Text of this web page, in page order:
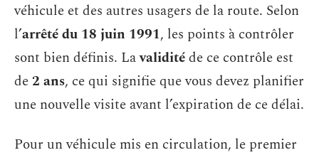
véhicule et des autres usagers de la route. Selon
l’arrêté du 18 juin 1991, les points à contrôler
sont bien définis. Lavaliditéde ce contrôle est
de2 ans, ce qui signifie que vous devez planifier
une nouvelle visite avant l’expiration de ce délai.
Pour un véhicule mis en circulation, le premier